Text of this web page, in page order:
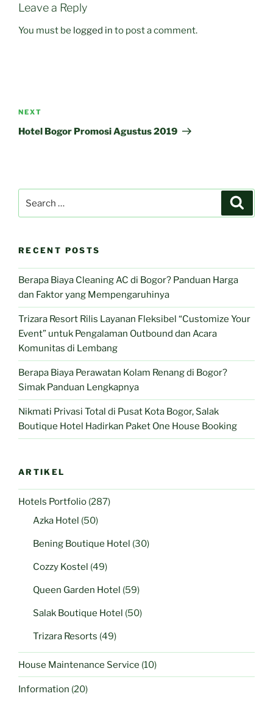
Leave a Reply
You must be logged in to post a comment.
navigation
Next
Post
NEXT
Hotel Bogor Promosi Agustus 2019
for:
RECENT POSTS
Berapa Biaya Cleaning AC di Bogor? Panduan Harga
dan Faktor yang Mempengaruhinya
Trizara Resort Rilis Layanan Fleksibel “Customize Your
Event” untuk Pengalaman Outbound dan Acara
Komunitas di Lembang
Berapa Biaya Perawatan Kolam Renang di Bogor?
Simak Panduan Lengkapnya
Nikmati Privasi Total di Pusat Kota Bogor, Salak
Boutique Hotel Hadirkan Paket One House Booking
ARTIKEL
Hotels Portfolio (287)
Azka Hotel (50)
Bening Boutique Hotel (30)
Cozzy Kostel (49)
Queen Garden Hotel (59)
Salak Boutique Hotel (50)
Trizara Resorts (49)
House Maintenance Service (10)
Information (20)